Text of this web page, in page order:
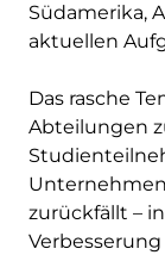
Südamerika,
aktuellen
Das rasche
Abteilungen
zurückfällt –